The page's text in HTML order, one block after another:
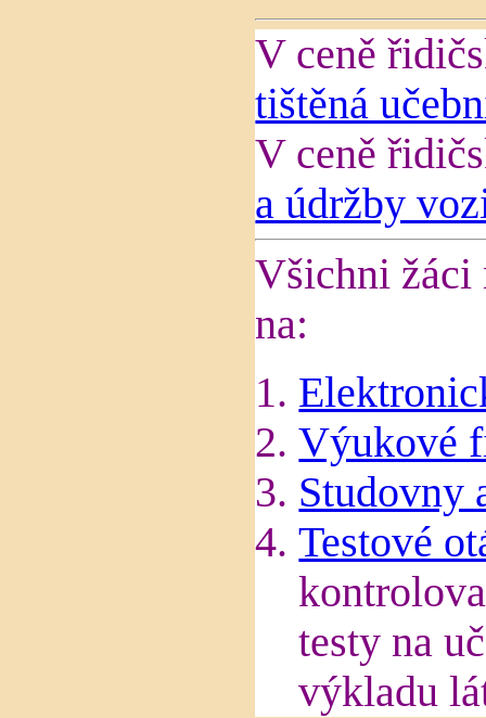
V ceně
tištěná
V ceně
a údržby
Všichni žáci
na:
Výukové
Studovny
Testové
testy na
výkladu